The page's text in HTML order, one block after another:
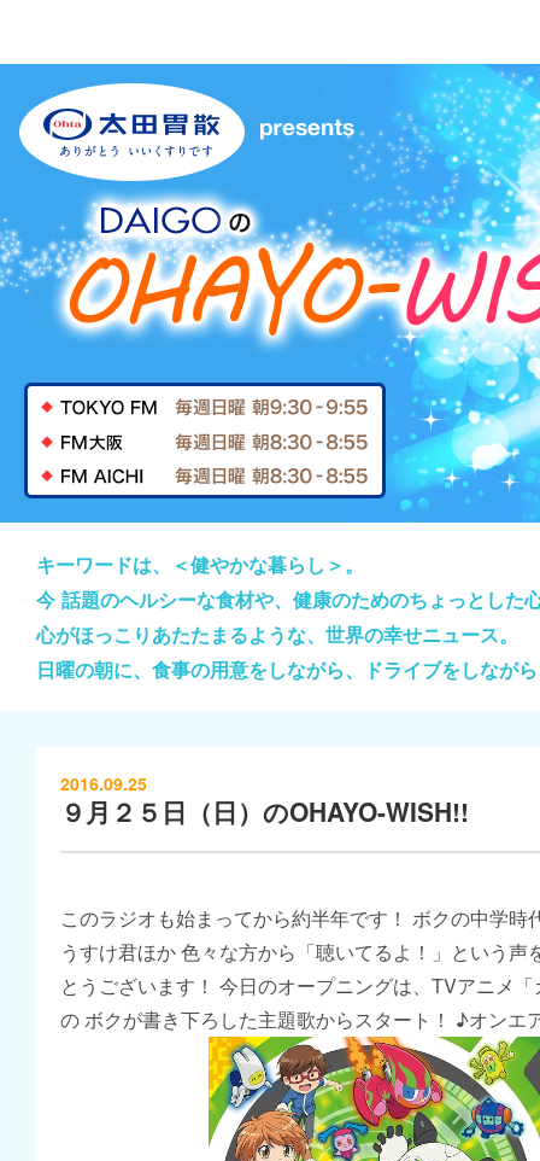
キーワードは、＜健やかな暮らし＞。
今 話題のヘルシーな食材や、健康のためのちょっとし
心がほっこりあたたまるような、世界の幸せニュース。
日曜の朝に、食事の用意をしながら、ドライブをしなが
2016.09.25
９月２５日（日）のOHAYO-WISH!!
このラジオも始まってから約半年です！ ボクの中学時
うすけ君ほか 色々な方から「聴いてるよ！」という声
とうございます！ 今日のオープニングは、TVアニメ
の ボクが書き下ろした主題歌からスタート！ ♪オンエ